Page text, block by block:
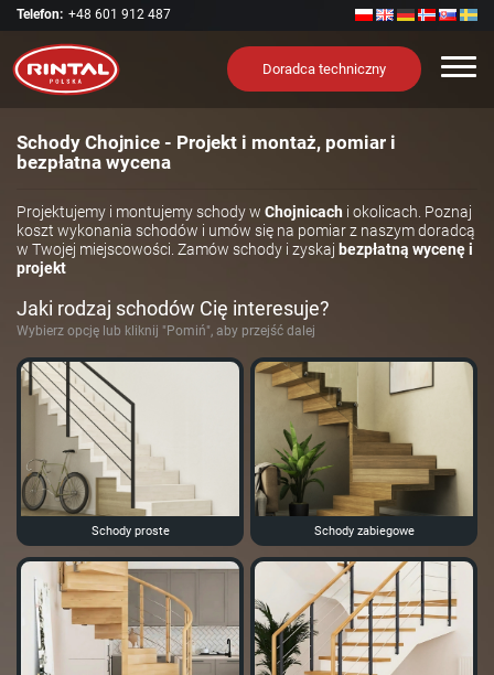
Telefon: +48 601 912 487
Doradca techniczny
Schody Chojnice - Projekt i montaż, pomiar i
bezpłatna wycena
Projektujemy i montujemy schody w Chojnicach i okolicach. Poznaj
koszt wykonania schodów i umów się na pomiar z naszym doradcą
w Twojej miejscowości. Zamów schody i zyskaj bezpłatną wycenę i
projekt
Jaki rodzaj schodów Cię interesuje?
Wybierz opcję lub kliknij "Pomiń", aby przejść dalej
Schody proste Schody zabiegowe